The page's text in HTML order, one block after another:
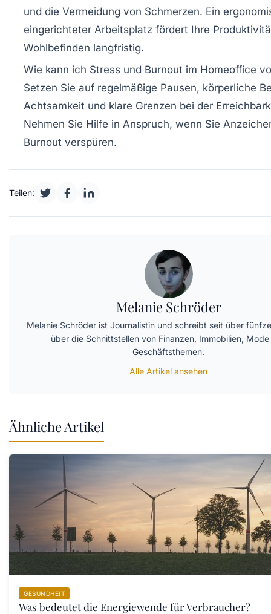
und die Vermeidung von Schmerzen. Ein
eingerichteter Arbeitsplatz fördert Ihre
Wohlbefinden langfristig.
Wie kann ich Stress und Burnout im Homeoffice
Setzen Sie auf regelmäßige Pausen, körperliche
Achtsamkeit und klare Grenzen bei der
Nehmen Sie Hilfe in Anspruch, wenn Sie
Burnout verspüren.
Teilen:
Melanie Schröder
Melanie Schröder ist Journalistin und schreibt seit über
über die Schnittstellen von Finanzen, Immobilien,
Geschäftsthemen.
Alle Artikel ansehen
Ähnliche Artikel
GESUNDHEIT
Was bedeutet die Energiewende für Verbraucher?